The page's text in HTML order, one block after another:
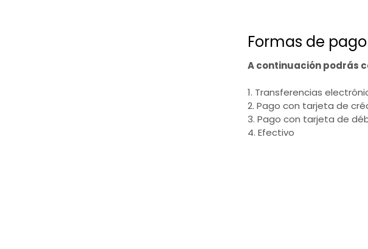
Formas de
A continuación podrás
1. Transferencias
2. Pago con tarjeta de
3. Pago con tarjeta de
4. Efectivo